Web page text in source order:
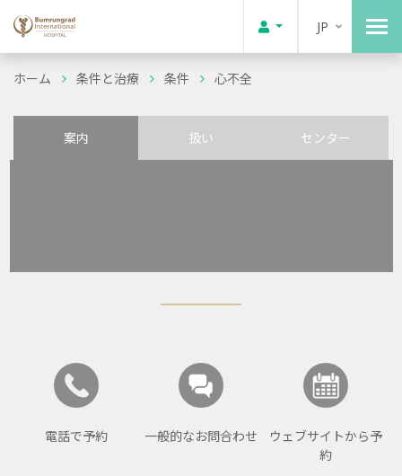
JP
ホーム 条件と治療 条件 心不全
案内 扱い センター
電話で予約 一般的なお問合わせ
ウェブサイトから予
約